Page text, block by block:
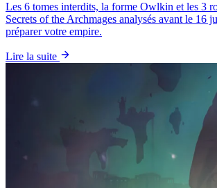
Les 6 tomes interdits, la forme Owlkin et les 3
Secrets of the Archmages analysés avant le 16
préparer votre empire.
Lire la suite